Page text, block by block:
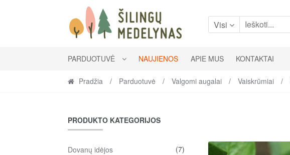
to
navigation
to
content
Visi
PARDUOTUVĖ NAUJIENOS APIE MUS KONTAKTAI
Pradžia / Parduotuvė / Valgomi augalai / Vaiskrūmiai /
PRODUKTO KATEGORIJOS
Dovanų idėjos
(7)